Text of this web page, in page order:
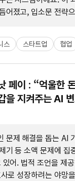
어졌고, 입소문 전략
스 스타트업 협업
페이 : “억울한
을 지켜주는 AI
문제 해결을 돕는 AI
기 등 소액 문제에 집
어. 법적 조언을 제
로 성장하려는 야망